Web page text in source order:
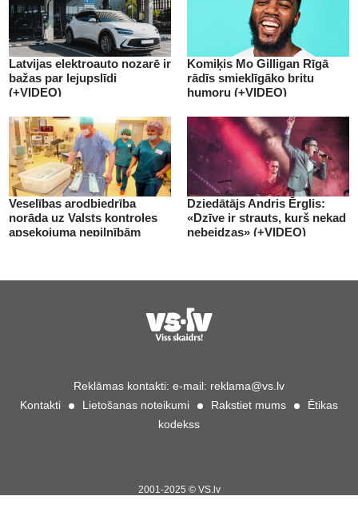
Latvijas elektroauto nozarē ir
bažas par lejupslīdi
(+VIDEO)
Komiķis Mo Gilligan Rīgā
rādīs smieklīgāko britu
humoru (+VIDEO)
Veselības arodbiedrība
norāda uz Valsts kontroles
apsekojuma nepilnībām
Dziedātājs Andris Ērglis:
«Dzīve ir strauts, kurš nekad
nebeidzas» (+VIDEO)
Reklāmas kontakti: e-mail: reklama@vs.lv
Kontakti
Lietošanas noteikumi Rakstiet mums
Ētikas
kodekss
2001-2025 © VS.lv